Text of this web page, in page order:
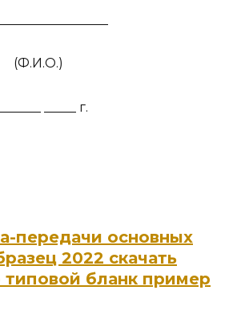
(Ф.И.О.)
_____ г.
передачи основных
2022 скачать
типовой бланк пример